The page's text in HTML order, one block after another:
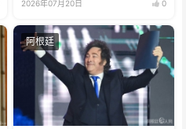
2026年07月20日 0
阿根廷